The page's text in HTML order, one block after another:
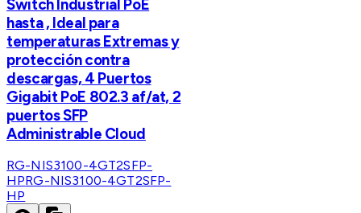
Switch Industrial PoE
hasta , Ideal para
temperaturas Extremas y
protección contra
descargas, 4 Puertos
Gigabit PoE 802.3 af/at, 2
puertos SFP
Administrable Cloud
RG-NIS3100-4GT2SFP-
HPRG-NIS3100-4GT2SFP-
HP